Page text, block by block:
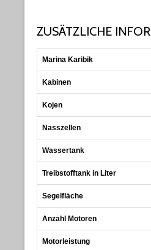
ZUSÄTZLICHE
Marina Karibik
Kabinen
Kojen
Nasszellen
Wassertank
Treibstofftank in Liter
Segelfläche
Anzahl Motoren
Motorleistung